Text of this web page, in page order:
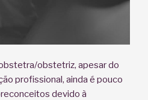
obstetriz, apesar do
profissional, ainda é pouco
devido à